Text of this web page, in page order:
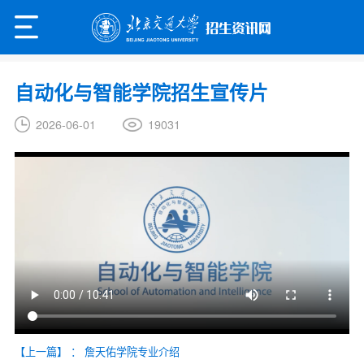
自动化与智能学院招生宣传片
2026-06-01 19031
【上一篇】 ： 詹天佑学院专业介绍